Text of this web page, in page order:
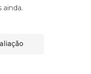
ainda.